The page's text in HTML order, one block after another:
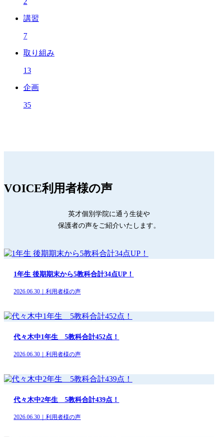
講習
7
取り組み
13
企画
35
VOICE利用者様の声
英才個別学院に通う生徒や
保護者の声をご紹介いたします。
1年生 後期期末から5教科合計34点UP！
2026.06.30｜利用者様の声
代々木中1年生 5教科合計452点！
2026.06.30｜利用者様の声
代々木中2年生 5教科合計439点！
2026.06.30｜利用者様の声